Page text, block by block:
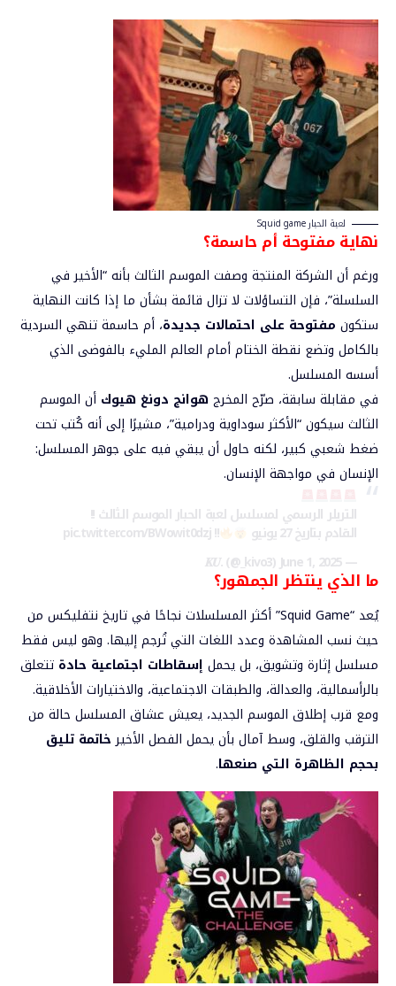
لعبة الحبار Squid game
نهاية مفتوحة أم حاسمة؟
ورغم أن الشركة المنتجة وصفت الموسم الثالث بأنه “الأخير في
السلسلة”، فإن التساؤلات لا تزال قائمة بشأن ما إذا كانت النهاية
ستكون مفتوحة على احتمالات جديدة، أم حاسمة تنهي السردية
بالكامل وتضع نقطة الختام أمام العالم المليء بالفوضى الذي
أسسه المسلسل.
في مقابلة سابقة، صرّح المخرجهوانج دونغ هيوك أن الموسم
الثالث سيكون “الأكثر سوداوية ودرامية”، مشيرًا إلى أنه كُتب تحت
ضغط شعبي كبير، لكنه حاول أن يبقي فيه على جوهر المسلسل:
الإنسان في مواجهة الإنسان.
التريلر الرسمي لمسلسل لعبة الحبار الموسم الثالث !!
القادم بتاريخ 27 يونيو !!
pic.twitter.com/BWowit0dzj
— 𝑲𝑼. (@_kivo3)
June 1, 2025
ما الذي ينتظر الجمهور؟
يُعد “Squid Game” أكثر المسلسلات نجاحًا في تاريخ نتفليكس من
حيث نسب المشاهدة وعدد اللغات التي تُرجم إليها. وهو ليس فقط
مسلسل إثارة وتشويق، بل يحمل إسقاطات اجتماعية حادة تتعلق
بالرأسمالية، والعدالة، والطبقات الاجتماعية، والاختيارات الأخلاقية.
ومع قرب إطلاق الموسم الجديد، يعيش عشاق المسلسل حالة من
الترقب والقلق، وسط آمال بأن يحمل الفصل الأخيرخاتمة تليق
بحجم الظاهرة التي صنعها.